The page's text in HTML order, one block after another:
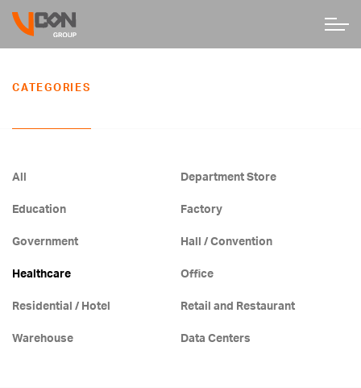
CATEGORIES
All Department Store
Education Factory
Government Hall / Convention
Healthcare Office
Residential / Hotel Retail and Restaurant
Warehouse Data Centers